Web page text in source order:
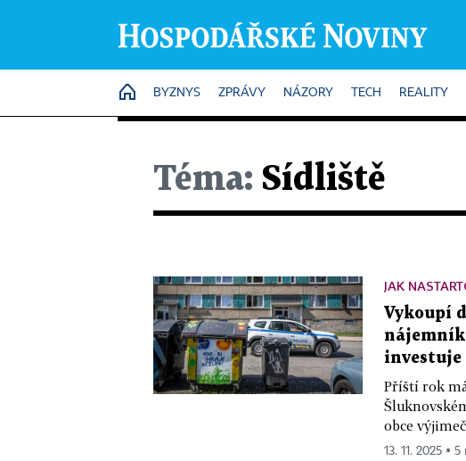
HOME
BYZNYS ZPRÁVY NÁZORY TECH REALITY
Téma: Sídliště
JAK
Vykoupí
Příští rok
obce
13. 11. 2025 ▪